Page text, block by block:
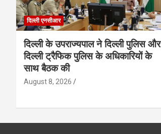
दिल्ली एनसीआर
दिल्ली के उपराज्यपाल ने दिल्ली पुलिस और
दिल्ली ट्रैफिक पुलिस के अधिकारियों के
साथ बैठक की
August 8, 2026